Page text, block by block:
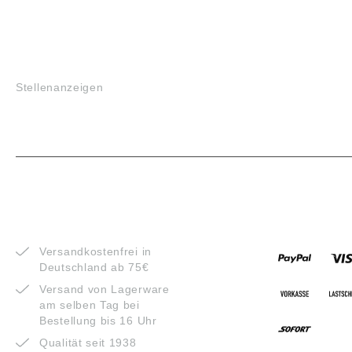
Stellenanzeigen
Versandkostenfrei in
Deutschland ab 75€
Versand von Lagerware
am selben Tag bei
Bestellung bis 16 Uhr
Qualität seit 1938